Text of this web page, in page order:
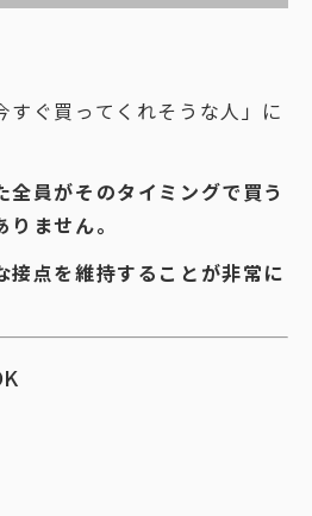
すぐ買ってくれそうな人」に
全員がそのタイミングで買う
ません。
接点を維持することが非常に